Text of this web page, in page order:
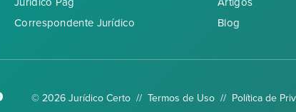
Correspondente Jurídico
Blog
© 2026 Jurídico Certo // Termos de Uso// Política de